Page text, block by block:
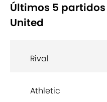
Últimos 5
United
Rival
Athletic